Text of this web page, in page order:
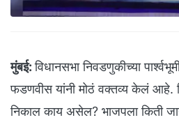
मुंबई: विधानसभा निवडणुकीच्या
फडणवीस यांनी मोठं वक्तव्य केलं आहे.
निकाल काय असेल? भाजपला किती